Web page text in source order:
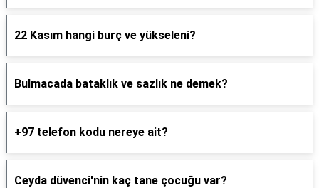
22 Kasım hangi burç ve yükseleni?
Bulmacada bataklık ve sazlık ne demek?
+97 telefon kodu nereye ait?
Ceyda düvenci'nin kaç tane çocuğu var?